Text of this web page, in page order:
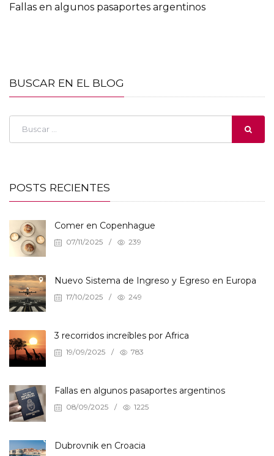
Fallas en algunos pasaportes argentinos
BUSCAR EN EL BLOG
POSTS RECIENTES
Comer en Copenhague
07/11/2025 / 239
Nuevo Sistema de Ingreso y Egreso en Europa
17/10/2025 / 249
3 recorridos increíbles por Africa
19/09/2025 / 783
Fallas en algunos pasaportes argentinos
08/09/2025 / 1225
Dubrovnik en Croacia